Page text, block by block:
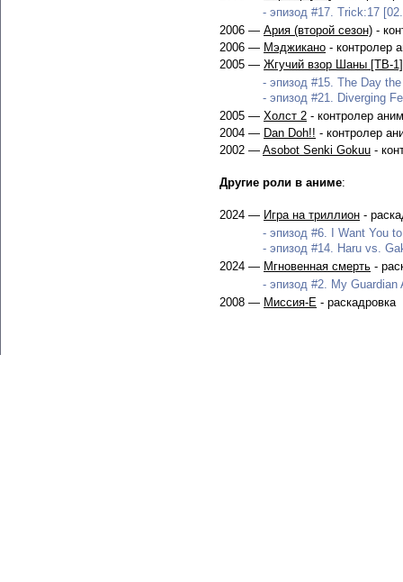
- эпизод #17. Trick:17
2006 — Ария (второй сезон) -
2006 — Мэджикано - контролер
2005 — Жгучий взор Шаны [ТВ-1]
- эпизод #15. The Day
- эпизод #21. Diverging
2005 — Холст 2 - контролер
2004 — Dan Doh!! - контролер
2002 — Asobot Senki Gokuu -
Другие роли в аниме:
2024 — Игра на триллион -
- эпизод #6. I Want You
- эпизод #14. Haru vs.
2024 — Мгновенная смерть -
- эпизод #2. My
2008 — Миссия-Е - раскадровка